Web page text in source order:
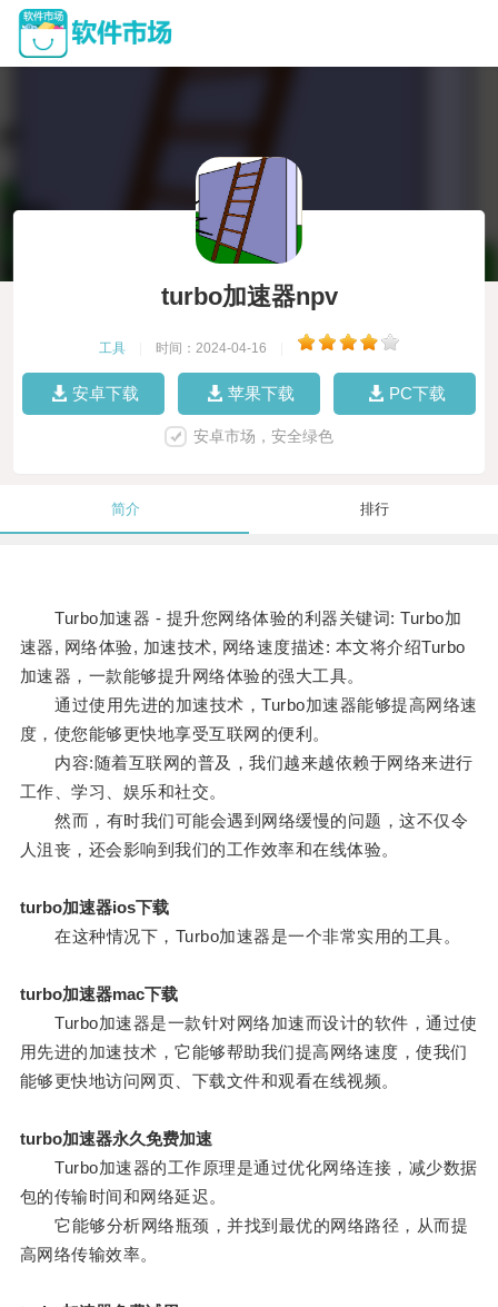
turbo加速器npv
工具 时间：2024-04-16
安卓下载 苹果下载 PC下载
安卓市场，安全绿色
简介 排行
Turbo加速器 - 提升您网络体验的利器关键词: Turbo加
速器, 网络体验, 加速技术, 网络速度描述: 本文将介绍Turbo
加速器，一款能够提升网络体验的强大工具。
通过使用先进的加速技术，Turbo加速器能够提高网络速
度，使您能够更快地享受互联网的便利。
内容:随着互联网的普及，我们越来越依赖于网络来进行
工作、学习、娱乐和社交。
然而，有时我们可能会遇到网络缓慢的问题，这不仅令
人沮丧，还会影响到我们的工作效率和在线体验。
turbo加速器ios下载
在这种情况下，Turbo加速器是一个非常实用的工具。
turbo加速器mac下载
Turbo加速器是一款针对网络加速而设计的软件，通过使
用先进的加速技术，它能够帮助我们提高网络速度，使我们
能够更快地访问网页、下载文件和观看在线视频。
turbo加速器永久免费加速
Turbo加速器的工作原理是通过优化网络连接，减少数据
包的传输时间和网络延迟。
它能够分析网络瓶颈，并找到最优的网络路径，从而提
高网络传输效率。